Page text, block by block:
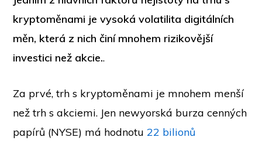
kryptoměnami je vysoká volatilita digitálních
měn, která z nich činí mnohem rizikovější
investici než akcie..
Za prvé, trh s kryptoměnami je mnohem menší
než trh s akciemi. Jen newyorská burza cenných
papírů (NYSE) má hodnotu22 bilionů